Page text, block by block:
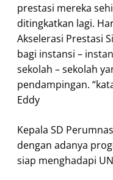
prestasi mereka
ditingkatkan lagi.
Akselerasi Prestasi
bagi instansi –
sekolah – sekolah
pendampingan.
Eddy
Kepala SD
dengan adanya
siap menghadapi